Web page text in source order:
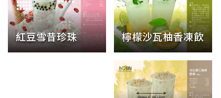
檸檬沙瓦柚香凍飲
紅豆雪昔珍珠